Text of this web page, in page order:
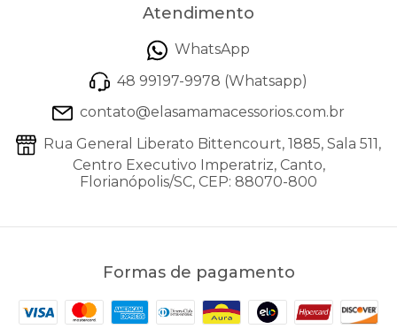
Atendimento
WhatsApp
48 99197-9978 (Whatsapp)
contato@elasamamacessorios.com.br
Rua General Liberato Bittencourt, 1885, Sala 511,
Centro Executivo Imperatriz, Canto,
Florianópolis/SC, CEP: 88070-800
Formas de pagamento